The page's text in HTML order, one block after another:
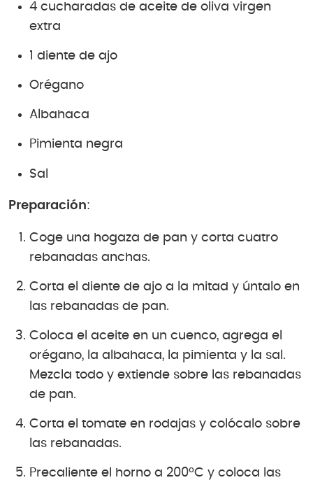
4 cucharadas de aceite de oliva virgen
extra
1 diente de ajo
Orégano
Albahaca
Pimienta negra
Sal
Preparación:
Coge una hogaza de pan y corta cuatro
rebanadas anchas.
Corta el diente de ajo a la mitad y úntalo en
las rebanadas de pan.
Coloca el aceite en un cuenco, agrega el
orégano, la albahaca, la pimienta y la sal.
Mezcla todo y extiende sobre las rebanadas
de pan.
Corta el tomate en rodajas y colócalo sobre
las rebanadas.
Precaliente el horno a 200ºC y coloca las